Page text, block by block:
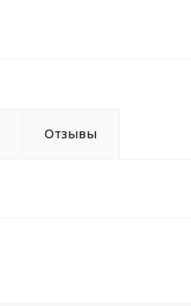
Отзывы